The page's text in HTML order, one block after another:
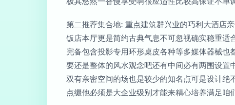
第二推荐集合地: 重点建筑群兴业的巧利大酒店
饭店本厅更是简约古典气息不可忽视确实稳重
完备包含投影专用环形桌皮各种等多媒体器械
要还是整体的风水观念吧还有中间必有两围设
双有亲密空间的场也是较少的知名点可是设计
点缀他必须是大企业级别才能来精心培养满足咱